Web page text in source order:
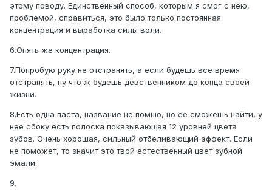
этому поводу. Единственный способ, которым я смог с нею,
проблемой, справиться, это было только постоянная
концентрация и выработка силы воли.
6.Опять же концентрация.
7.Попробую руку не отстранять, а если будешь все время
отстранять, ну что ж будешь девственником до конца своей
жизни.
8.Есть одна паста, название не помню, но ее сможешь найти, у
нее сбоку есть полоска показывающая 12 уровней цвета
зубов. Очень хорошая, сильный отбеливающий эффект. Если
не поможет, то значит это твой естественный цвет зубной
эмали.
9.